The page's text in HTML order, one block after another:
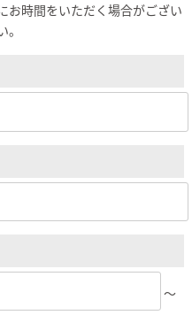
お時間をいただく場合がござい
～